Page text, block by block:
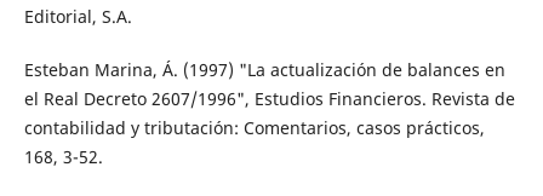
Editorial, S.A.
Esteban Marina, Á. (1997) "La actualización de balances en
el Real Decreto 2607/1996", Estudios Financieros. Revista de
contabilidad y tributación: Comentarios, casos prácticos,
168, 3-52.